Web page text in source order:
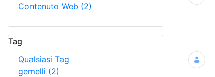
Contenuto Web (2)
Tag
Qualsiasi Tag
gemelli (2)